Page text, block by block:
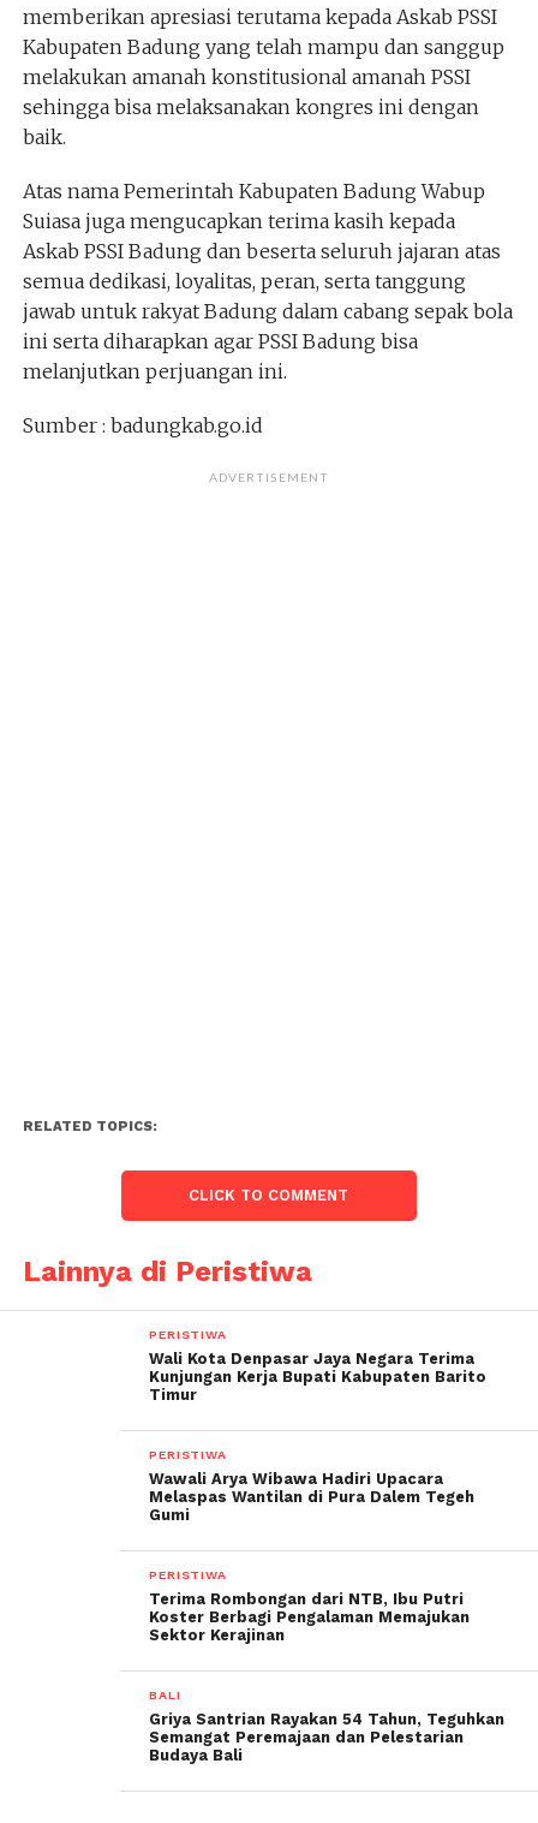
memberikan apresiasi terutama kepada Askab PSSI
Kabupaten Badung yang telah mampu dan sanggup
melakukan amanah konstitusional amanah PSSI
sehingga bisa melaksanakan kongres ini dengan
baik.
Atas nama Pemerintah Kabupaten Badung Wabup
Suiasa juga mengucapkan terima kasih kepada
Askab PSSI Badung dan beserta seluruh jajaran atas
semua dedikasi, loyalitas, peran, serta tanggung
jawab untuk rakyat Badung dalam cabang sepak bola
ini serta diharapkan agar PSSI Badung bisa
melanjutkan perjuangan ini.
Sumber : badungkab.go.id
ADVERTISEMENT
RELATED TOPICS:
CLICK TO COMMENT
Lainnya di Peristiwa
PERISTIWA
Wali Kota Denpasar Jaya Negara Terima
Kunjungan Kerja Bupati Kabupaten Barito
Timur
PERISTIWA
Wawali Arya Wibawa Hadiri Upacara
Melaspas Wantilan di Pura Dalem Tegeh
Gumi
PERISTIWA
Terima Rombongan dari NTB, Ibu Putri
Koster Berbagi Pengalaman Memajukan
Sektor Kerajinan
BALI
Griya Santrian Rayakan 54 Tahun, Teguhkan
Semangat Peremajaan dan Pelestarian
Budaya Bali